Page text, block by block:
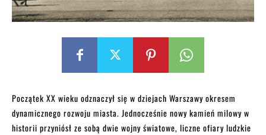
Początek XX wieku odznaczył się w dziejach Warszawy okresem
dynamicznego rozwoju miasta. Jednocześnie nowy kamień milowy w
historii przyniósł ze sobą dwie wojny światowe, liczne ofiary ludzkie